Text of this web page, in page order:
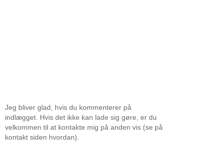
Jeg bliver glad, hvis du kommenterer på
indlægget. Hvis det ikke kan lade sig gøre, er du
velkommen til at kontakte mig på anden vis (se på
kontakt siden hvordan).